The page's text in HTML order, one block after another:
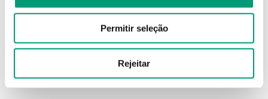
Permitir seleção
Rejeitar